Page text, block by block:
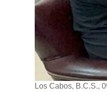
Los Cabos, B.C.S.,